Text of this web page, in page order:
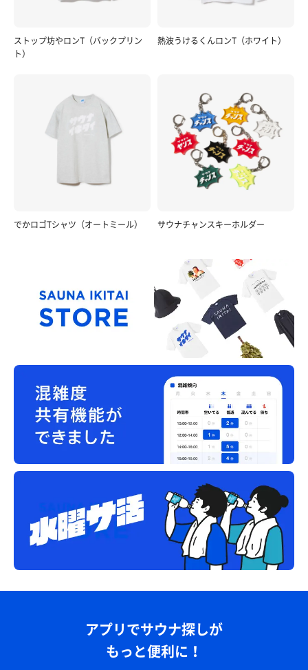
ストップ坊やロンT（バックプリン
ト）
熱波うけるくんロンT（ホワイト）
でかロゴTシャツ（オートミール） サウナチャンスキーホルダー
アプリでサウナ探しが
もっと便利に！